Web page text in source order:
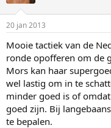
20 jan 2013
Mooie tactiek van de
ronde opofferen om de
Mors kan haar
wel lastig om in te
minder goed is of
goed zijn. Bij
te bepalen.